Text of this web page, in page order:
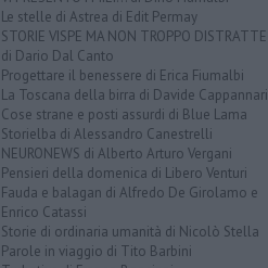
Le stelle di Astrea di Edit Permay
STORIE VISPE MA NON TROPPO DISTRATTE
di Dario Dal Canto
Progettare il benessere di Erica Fiumalbi
La Toscana della birra di Davide Cappannari
Cose strane e posti assurdi di Blue Lama
Storielba di Alessandro Canestrelli
NEURONEWS di Alberto Arturo Vergani
Pensieri della domenica di Libero Venturi
Fauda e balagan di Alfredo De Girolamo e
Enrico Catassi
Storie di ordinaria umanità di Nicolò Stella
Parole in viaggio di Tito Barbini